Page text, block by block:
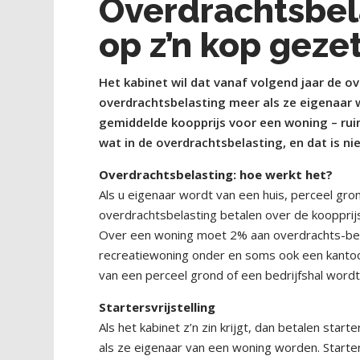
op z’n kop
Het kabinet wil dat vanaf volgend jaar de
overdrachtsbelasting meer als ze eigenaar
gemiddelde koopprijs voor een woning –
wat in de overdrachtsbelasting, en dat is
Overdrachtsbelasting: hoe werkt het?
Als u eigenaar wordt van een huis, perceel
overdrachtsbelasting betalen over de
Over een woning moet 2% aan overdrachts-
recreatiewoning onder en soms ook een
van een perceel grond of een bedrijfshal
Startersvrijstelling
Als het kabinet z’n zin krijgt, dan betalen
als ze eigenaar van een woning worden.